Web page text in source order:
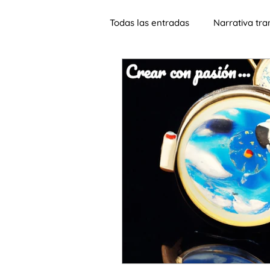
Todas las entradas Narrativa
Jornadas Lengua de
Aprendizaje
Música ELE para adultos
inteligencia artificial